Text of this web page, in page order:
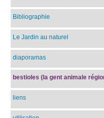
Bibliographie
Le Jardin au naturel
diaporamas
bestioles (la gent animale
liens